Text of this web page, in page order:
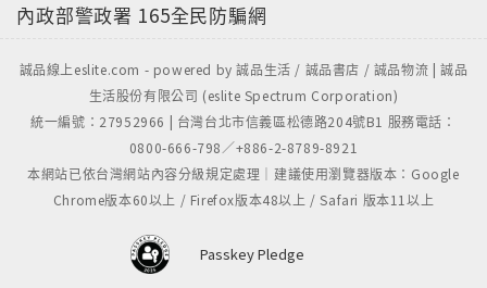
內政部警政署 165全民防騙網
誠品線上eslite.com - powered by 誠品生活 / 誠品書店 / 誠品物流 | 誠品
生活股份有限公司 (eslite Spectrum Corporation)
統一編號：27952966 | 台灣台北市信義區松德路204號B1 服務電話：
0800-666-798／+886-2-8789-8921
本網站已依台灣網站內容分級規定處理｜建議使用瀏覽器版本：Google
Chrome版本60以上 / Firefox版本48以上 / Safari 版本11以上
Passkey Pledge